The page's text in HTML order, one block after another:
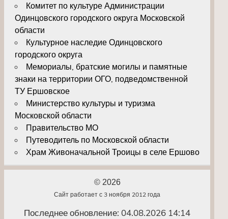
Комитет по культуре Администрации
Одинцовского городского округа Московской
области
Культурное наследие Одинцовского
городского округа
Мемориалы, братские могилы и памятные
знаки на территории ОГО, подведомственной
ТУ Ершовское
Министерство культуры и туризма
Московской области
Правительство МО
Путеводитель по Московской области
Храм Живоначальной Троицы в селе Ершово
© 2026
Сайт работает с 3 ноября 2012 года
Последнее обновление: 04.08.2026 14:14